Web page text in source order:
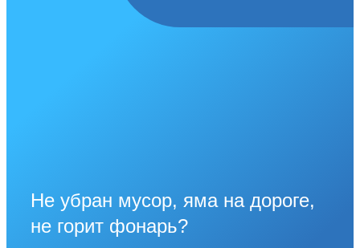
Не убран мусор, яма на дороге,
не горит фонарь?